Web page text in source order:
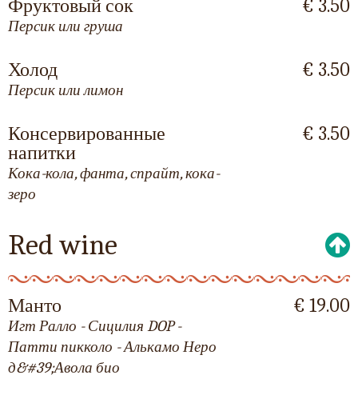
Фруктовый сок
Персик или груша
€ 3.50
Холод
Персик или лимон
€ 3.50
Консервированные
напитки
Кока-кола, фанта, спрайт, кока-
зеро
€ 3.50
Red wine
Манто
Игт Ралло - Сицилия DOP -
Патти пикколо - Алькамо Неро
д&#39;Авола био
€ 19.00